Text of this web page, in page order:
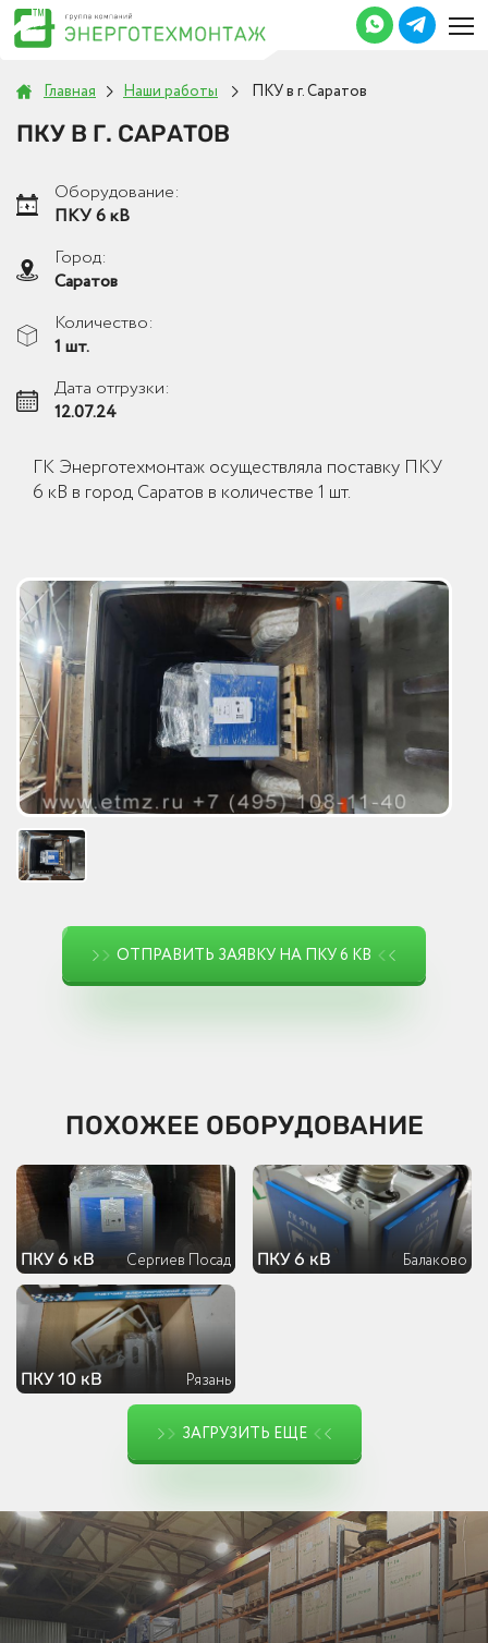
Главная Наши работы ПКУ в г. Саратов
ПКУ В Г. САРАТОВ
Оборудование:
ПКУ 6 кВ
Город:
Саратов
Количество:
1 шт.
Дата отгрузки:
12.07.24
ГК Энерготехмонтаж осуществляла поставку ПКУ
6 кВ в город Саратов в количестве 1 шт.
ОТПРАВИТЬ ЗАЯВКУ НА ПКУ 6 КВ
ПОХОЖЕЕ ОБОРУДОВАНИЕ
ПКУ 6 кВ Сергиев Посад ПКУ 6 кВ Балаково
ПКУ 10 кВ Рязань
ЗАГРУЗИТЬ ЕЩЕ